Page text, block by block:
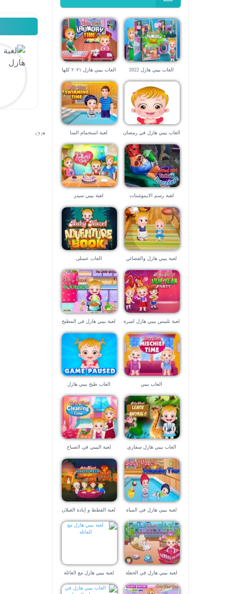
العاب بيبي هازل 2022 العاب بيبي هازل ٢٠٢١ كلها
العاب بيبي هازل في رمضان لعبة استحمام السا
لعبة رسم الايموشنات لعبة بيبي سيتر
لعبة بيبي هازل والفضائي العاب عسلى
لعبة تلبيس بيبي هازل اميرة
لعبة بيبي هازل في المطبخ
العاب بيبي العاب طبخ بيبي هازل
العاب بيبي هازل سفاري
لعبة البيبي في الصباح
لعبة بيبي هازل في المياة
لعبة القطط و إبادة الغيلان
لعبة بيبي هازل في الحفلة لعبة بيبي هازل مع العائلة
*/ ?>